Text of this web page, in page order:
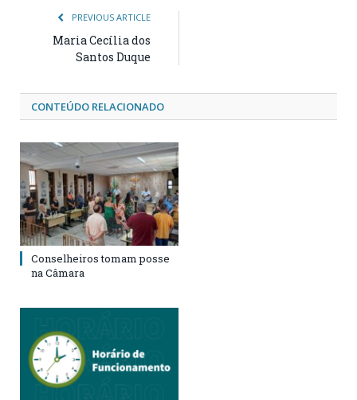
PREVIOUS ARTICLE
Maria Cecília dos
Santos Duque
CONTEÚDO RELACIONADO
Conselheiros tomam posse
na Câmara